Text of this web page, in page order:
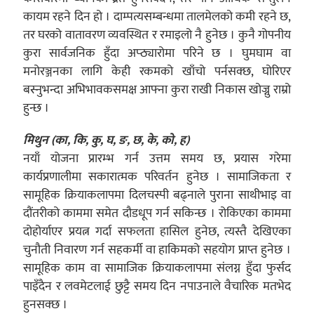
कायम रहने दिन हो । दाम्पत्यसम्बन्धमा तालमेलको कमी रहने छ,
तर घरको वातावरण व्यवस्थित र रमाइलो नै हुनेछ । कुनै गोपनीय
कुरा सार्वजनिक हुँदा अप्ठ्यारोमा परिने छ । घुमघाम वा
मनोरञ्जनका लागि केही रकमको खाँचो पर्नसक्छ, घोरिएर
बस्नुभन्दा अभिभावकसमक्ष आफ्ना कुरा राखी निकास खोज्नु राम्रो
हुन्छ ।
मिथुन (का, कि, कु, घ, ङ, छ, के, को, ह)
नयाँ योजना प्रारम्भ गर्न उत्तम समय छ, प्रयास गरेमा
कार्यप्रणालीमा सकारात्मक परिवर्तन हुनेछ । सामाजिकता र
सामूहिक क्रियाकलापमा दिलचस्पी बढ्नाले पुराना साथीभाइ वा
दौंतरीको काममा समेत दौडधूप गर्न सकिन्छ । रोकिएका काममा
दोहोर्याएर प्रयत्न गर्दा सफलता हासिल हुनेछ, त्यस्तै देखिएका
चुनौती निवारण गर्न सहकर्मी वा हाकिमको सहयोग प्राप्त हुनेछ ।
सामूहिक काम वा सामाजिक क्रियाकलापमा संलग्न हुँदा फुर्सद
पाइँदैन र लवमेटलाई छुट्टै समय दिन नपाउनाले वैचारिक मतभेद
हुनसक्छ ।